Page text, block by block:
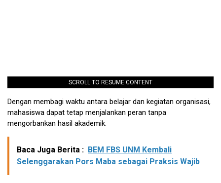
SCROLL TO RESUME CONTENT
Dengan membagi waktu antara belajar dan kegiatan organisasi,
mahasiswa dapat tetap menjalankan peran tanpa
mengorbankan hasil akademik.
Baca Juga Berita : BEM FBS UNM Kembali
Selenggarakan Pors Maba sebagai Praksis Wajib